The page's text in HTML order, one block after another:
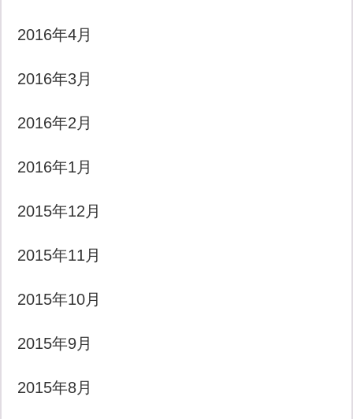
2016年4月
2016年3月
2016年2月
2016年1月
2015年12月
2015年11月
2015年10月
2015年9月
2015年8月